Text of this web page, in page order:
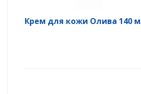
Крем для кожи Олива 140